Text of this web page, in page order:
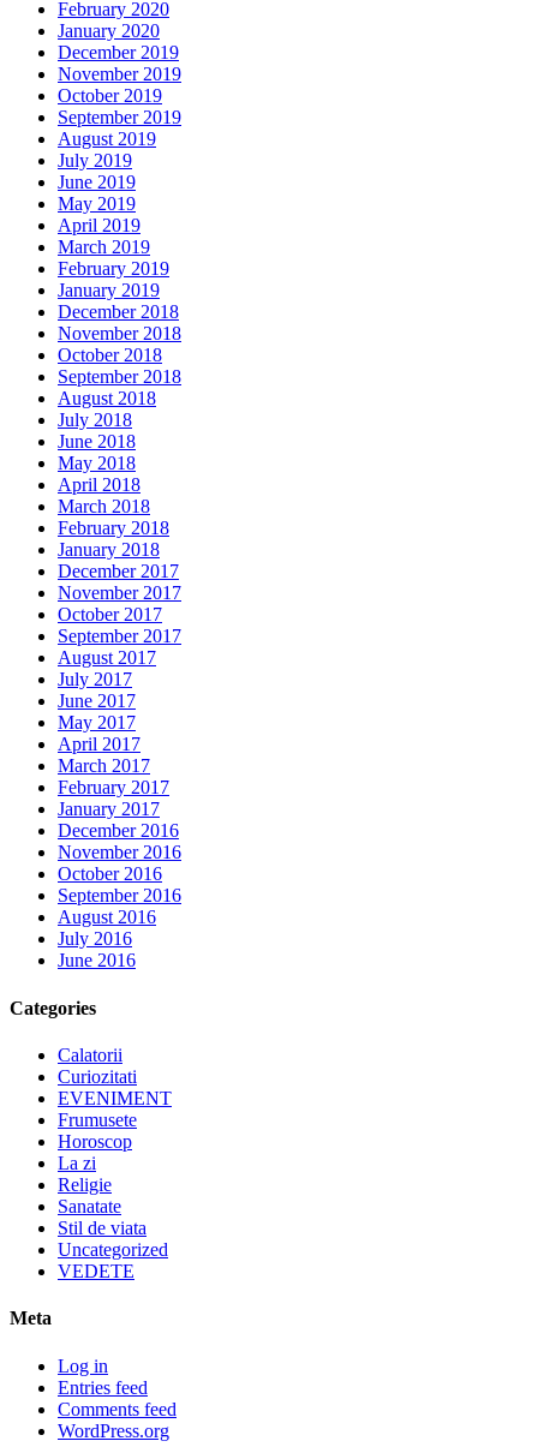
February 2020
January 2020
December 2019
November 2019
October 2019
September 2019
August 2019
July 2019
June 2019
May 2019
April 2019
March 2019
February 2019
January 2019
December 2018
November 2018
October 2018
September 2018
August 2018
July 2018
June 2018
May 2018
April 2018
March 2018
February 2018
January 2018
December 2017
November 2017
October 2017
September 2017
August 2017
July 2017
June 2017
May 2017
April 2017
March 2017
February 2017
January 2017
December 2016
November 2016
October 2016
September 2016
August 2016
July 2016
June 2016
Categories
Calatorii
Curiozitati
EVENIMENT
Frumusete
Horoscop
La zi
Religie
Sanatate
Stil de viata
Uncategorized
VEDETE
Meta
Log in
Entries feed
Comments feed
WordPress.org